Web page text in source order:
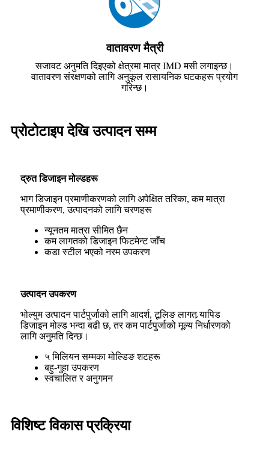
वातावरण मैत्री
सजावट अनुमति दिइएको क्षेत्रमा मात्र IMD मसी लगाइन्छ।
वातावरण संरक्षणको लागि अनुकूल रासायनिक घटकहरू प्रयोग
गरिन्छ।
प्रोटोटाइप देखि उत्पादन सम्म
द्रुत डिजाइन मोल्डहरू
भाग डिजाइन प्रमाणीकरणको लागि अपेक्षित तरिका, कम मात्रा
प्रमाणीकरण, उत्पादनको लागि चरणहरू
न्यूनतम मात्रा सीमित छैन
कम लागतको डिजाइन फिटमेन्ट जाँच
कडा स्टील भएको नरम उपकरण
उत्पादन उपकरण
भोल्युम उत्पादन पार्टपुर्जाको लागि आदर्श, टूलिङ लागत र्‍यापिड
डिजाइन मोल्ड भन्दा बढी छ, तर कम पार्टपुर्जाको मूल्य निर्धारणको
लागि अनुमति दिन्छ।
५ मिलियन सम्मका मोल्डिङ शटहरू
बहु-गुहा उपकरण
स्वचालित र अनुगमन
विशिष्ट विकास प्रक्रिया